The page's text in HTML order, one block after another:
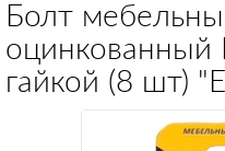
Болт
оцинкованный
гайкой (8 шт)